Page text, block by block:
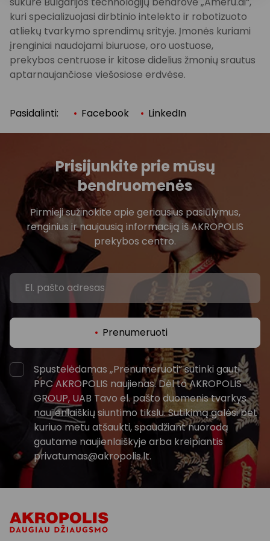
kuri specializuojasi dirbtinio intelekto ir robotizuoto
atliekų tvarkymo sprendimų srityje. Įmonės kuriami
įrenginiai naudojami biuruose, oro uostuose,
prekybos centruose ir kitose didelius žmonių srautus
aptarnaujančiose viešosiose erdvėse.
Pasidalinti: Facebook LinkedIn
Prisijunkite prie mūsų
bendruomenės
Pirmieji sužinokite apie geriausius pasiūlymus,
renginius ir naujausią informaciją iš AKROPOLIS
prekybos centro.
Prenumeruoti
Spustelėdamas „Prenumeruoti“ sutinki gauti
PPC AKROPOLIS naujienas. Dėl to AKROPOLIS
GROUP, UAB Tavo el. pašto duomenis tvarkys
naujienlaiškių siuntimo tikslu. Sutikimą galėsi bet
kuriuo metu atšaukti, spaudžiant nuorodą
gautame naujienlaiškyje arba kreipiantis
privatumas@akropolis.lt.